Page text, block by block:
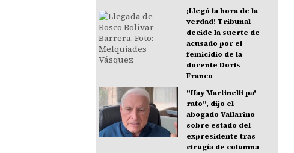
¡Llegó la hora de la
verdad! Tribunal
decide la suerte de
acusado por el
femicidio de la
docente Doris
Franco
"Hay Martinelli pa'
rato", dijo el
abogado Vallarino
sobre estado del
expresidente tras
cirugía de columna